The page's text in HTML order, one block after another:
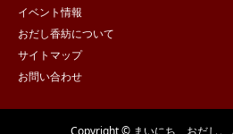
イベント情報
おだし香紡について
サイトマップ
お問い合わせ
Copyright © まいにち、おだし。